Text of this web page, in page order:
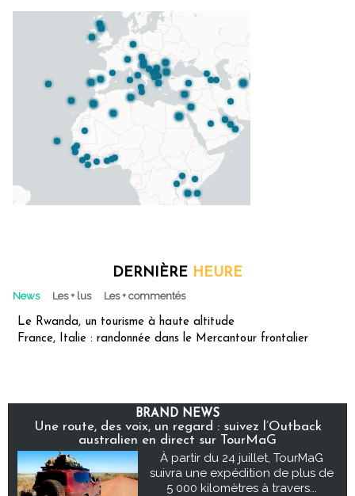
DERNIÈRE HEURE
News Les + lus Les + commentés
Le Rwanda, un tourisme à haute altitude
France, Italie : randonnée dans le Mercantour frontalier
BRAND NEWS
Une route, des voix, un regard : suivez l’Outback
australien en direct sur TourMaG
À partir du 24 juillet, TourMaG
suivra une expédition de plus de
5 000 kilomètres à travers...